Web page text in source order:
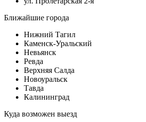
Ближайшие города
Нижний Тагил
Каменск-Уральский
Невьянск
Ревда
Верхняя Салда
Новоуральск
Тавда
Калининград
Куда возможен выезд